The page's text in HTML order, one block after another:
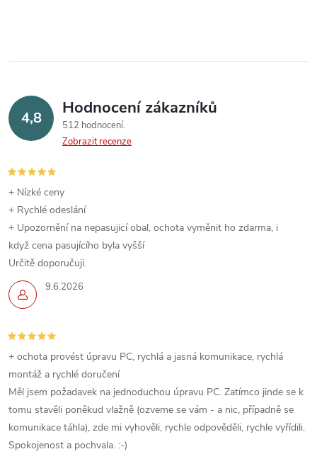
4,8 Hodnocení zákazníků
512 hodnocení
Zobrazit recenze
9.6.2026
+ Nízké ceny
+ Rychlé odeslání
+ Upozornění na nepasujicí obal, ochota vyměnit ho zdarma, i
když cena pasujícího byla vyšší
Určitě doporučuji.
+ ochota provést úpravu PC, rychlá a jasná komunikace, rychlá
montáž a rychlé doručení
Měl jsem požadavek na jednoduchou úpravu PC. Zatímco jinde se k
tomu stavěli poněkud vlažně (ozveme se vám - a nic, případně se
komunikace táhla), zde mi vyhověli, rychle odpověděli, rychle vyřídili.
Spokojenost a pochvala. :-)